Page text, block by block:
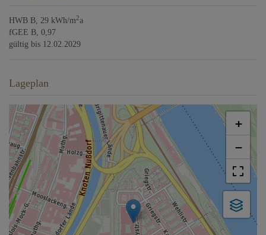
HWB B, 29 kWh/m2a
fGEE B, 0,97
gültig bis 12.02.2029
Lageplan
+
−